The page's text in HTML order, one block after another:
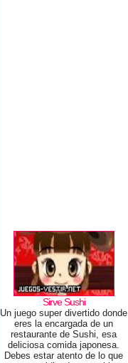
Sirve Sushi
Un juego super divertido donde
eres la encargada de un
restaurante de Sushi, esa
deliciosa comida japonesa.
Debes estar atento de lo que